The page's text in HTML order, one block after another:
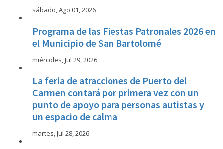
sábado, Ago 01, 2026
Programa de las Fiestas Patronales 2026 en
el Municipio de San Bartolomé
miércoles, Jul 29, 2026
La feria de atracciones de Puerto del
Carmen contará por primera vez con un
punto de apoyo para personas autistas y
un espacio de calma
martes, Jul 28, 2026